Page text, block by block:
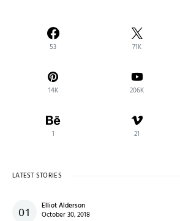
53 71K
14K 206K
1 21
LATEST STORIES
Elliot Alderson
October 30, 2018